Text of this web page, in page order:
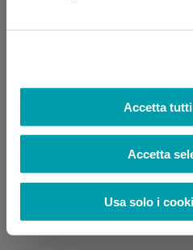
Accetta
Accetta
Usa solo i